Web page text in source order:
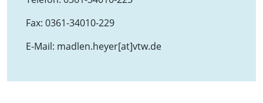
Fax: 0361-34010-229
E-Mail: madlen.heyer[at]vtw.de